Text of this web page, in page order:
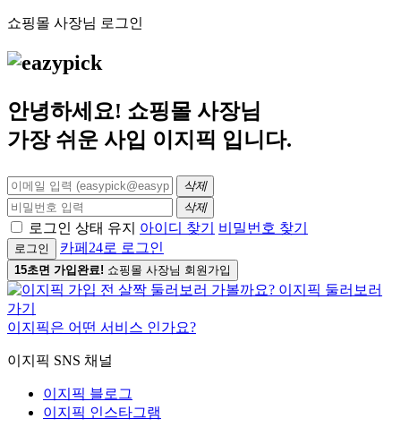
쇼핑몰 사장님 로그인
안녕하세요! 쇼핑몰 사장님
가장 쉬운 사입 이지픽 입니다.
삭제
삭제
로그인 상태 유지 아이디 찾기 비밀번호 찾기
로그인 카페24로 로그인
15초면 가입완료! 쇼핑몰 사장님 회원가입
이지픽은 어떤 서비스 인가요?
이지픽 SNS 채널
이지픽 블로그
이지픽 인스타그램